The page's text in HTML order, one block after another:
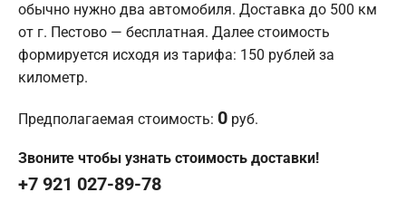
обычно нужно два автомобиля. Доставка до 500 км
от г. Пестово — бесплатная. Далее стоимость
формируется исходя из тарифа: 150 рублей за
километр.
Предполагаемая стоимость: 0 руб.
Звоните чтобы узнать стоимость доставки!
+7 921 027-89-78